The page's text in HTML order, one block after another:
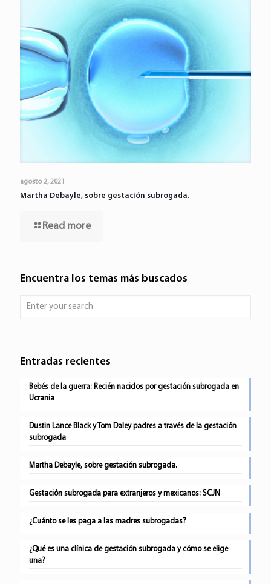
agosto 2, 2021
Martha Debayle, sobre gestación subrogada.
Read more
Encuentra los temas más buscados
Entradas recientes
Bebés de la guerra: Recién nacidos por gestación subrogada en
Ucrania
Dustin Lance Black y Tom Daley padres a través de la gestación
subrogada
Martha Debayle, sobre gestación subrogada.
Gestación subrogada para extranjeros y mexicanos: SCJN
¿Cuánto se les paga a las madres subrogadas?
¿Qué es una clínica de gestación subrogada y cómo se elige
una?